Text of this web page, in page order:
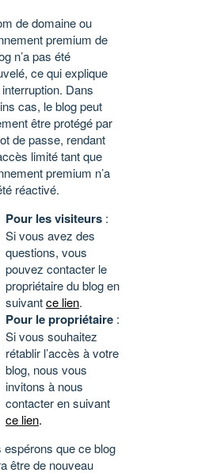
de domaine ou
premium de
n’a pas été
ce qui explique
Dans
cas, le blog peut
être protégé par
de passe, rendant
limité tant que
premium n’a
réactivé.
Pour les visiteurs :
Si vous avez des
questions, vous
pouvez contacter le
propriétaire du blog en
suivantce lien.
Pour le propriétaire :
Si vous souhaitez
rétablir l’accès à votre
blog, nous vous
invitons à nous
contacter en suivant
ce lien.
espérons que ce blog
être de nouveau